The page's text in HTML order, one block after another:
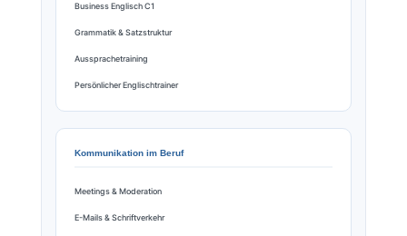
Business Englisch C1
Grammatik & Satzstruktur
Aussprachetraining
Persönlicher Englischtrainer
Kommunikation im Beruf
Meetings & Moderation
E-Mails & Schriftverkehr